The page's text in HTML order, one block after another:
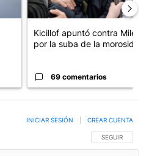
Kicillof apuntó contra Milei
por la suba de la morosida...
69 comentarios
SIGA ESTA
SEGUIR
INICIAR SESIÓN CREAR CUENTA